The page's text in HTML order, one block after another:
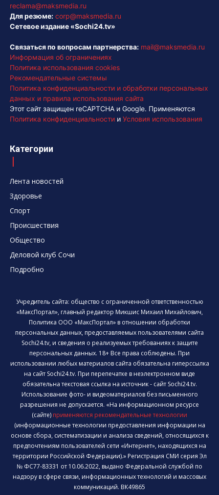
reclama@maksmedia.ru
Для резюме: corp@maksmedia.ru
Сетевое издание «Sochi24.tv»
Связаться по вопросам партнерства: mail@maksmedia.ru
Информация об ограничениях
Политика использования cookies
Рекомендательные системы
Политика конфиденциальности и обработки персональных
данных и правила использования сайта
Этот сайт защищен reCAPTCHA и Google. Применяются
Политика конфиденциальности и Условия использования
Категории
Лента новостей
Здоровье
Спорт
Происшествия
Общество
Деловой клуб Сочи
Подробно
Учредитель сайта: общество с ограниченной ответственностью
«МаксПортал», главный редактор Микшис Михаил Михайлович,
Политика ООО «МаксПортал» в отношении обработки
персональных данных, предоставляемых пользователями сайта
Sochi24.tv, и сведения о реализуемых требованиях к защите
персональных данных. 18+ Все права соблюдены. При
использовании любых материалов сайта обязательна гиперссылка
на сайт Sochi24.tv. При перепечатке в неэлектронном виде
обязательна текстовая ссылка на источник - сайт Sochi24.tv.
Использование фото- и видеоматериалов без письменного
разрешения не допускается. «На информационном ресурсе
(сайте) применяются рекомендательные технологии
(информационные технологии предоставления информации на
основе сбора, систематизации и анализа сведений, относящихся к
предпочтениям пользователей сети «Интернет», находящихся на
территории Российской Федерации).» Регистрация СМИ серия Эл
№ ФС77-83331 от 10.06.2022, выдано Федеральной службой по
надзору в сфере связи, информационных технологий и массовых
коммуникаций. ВК49865